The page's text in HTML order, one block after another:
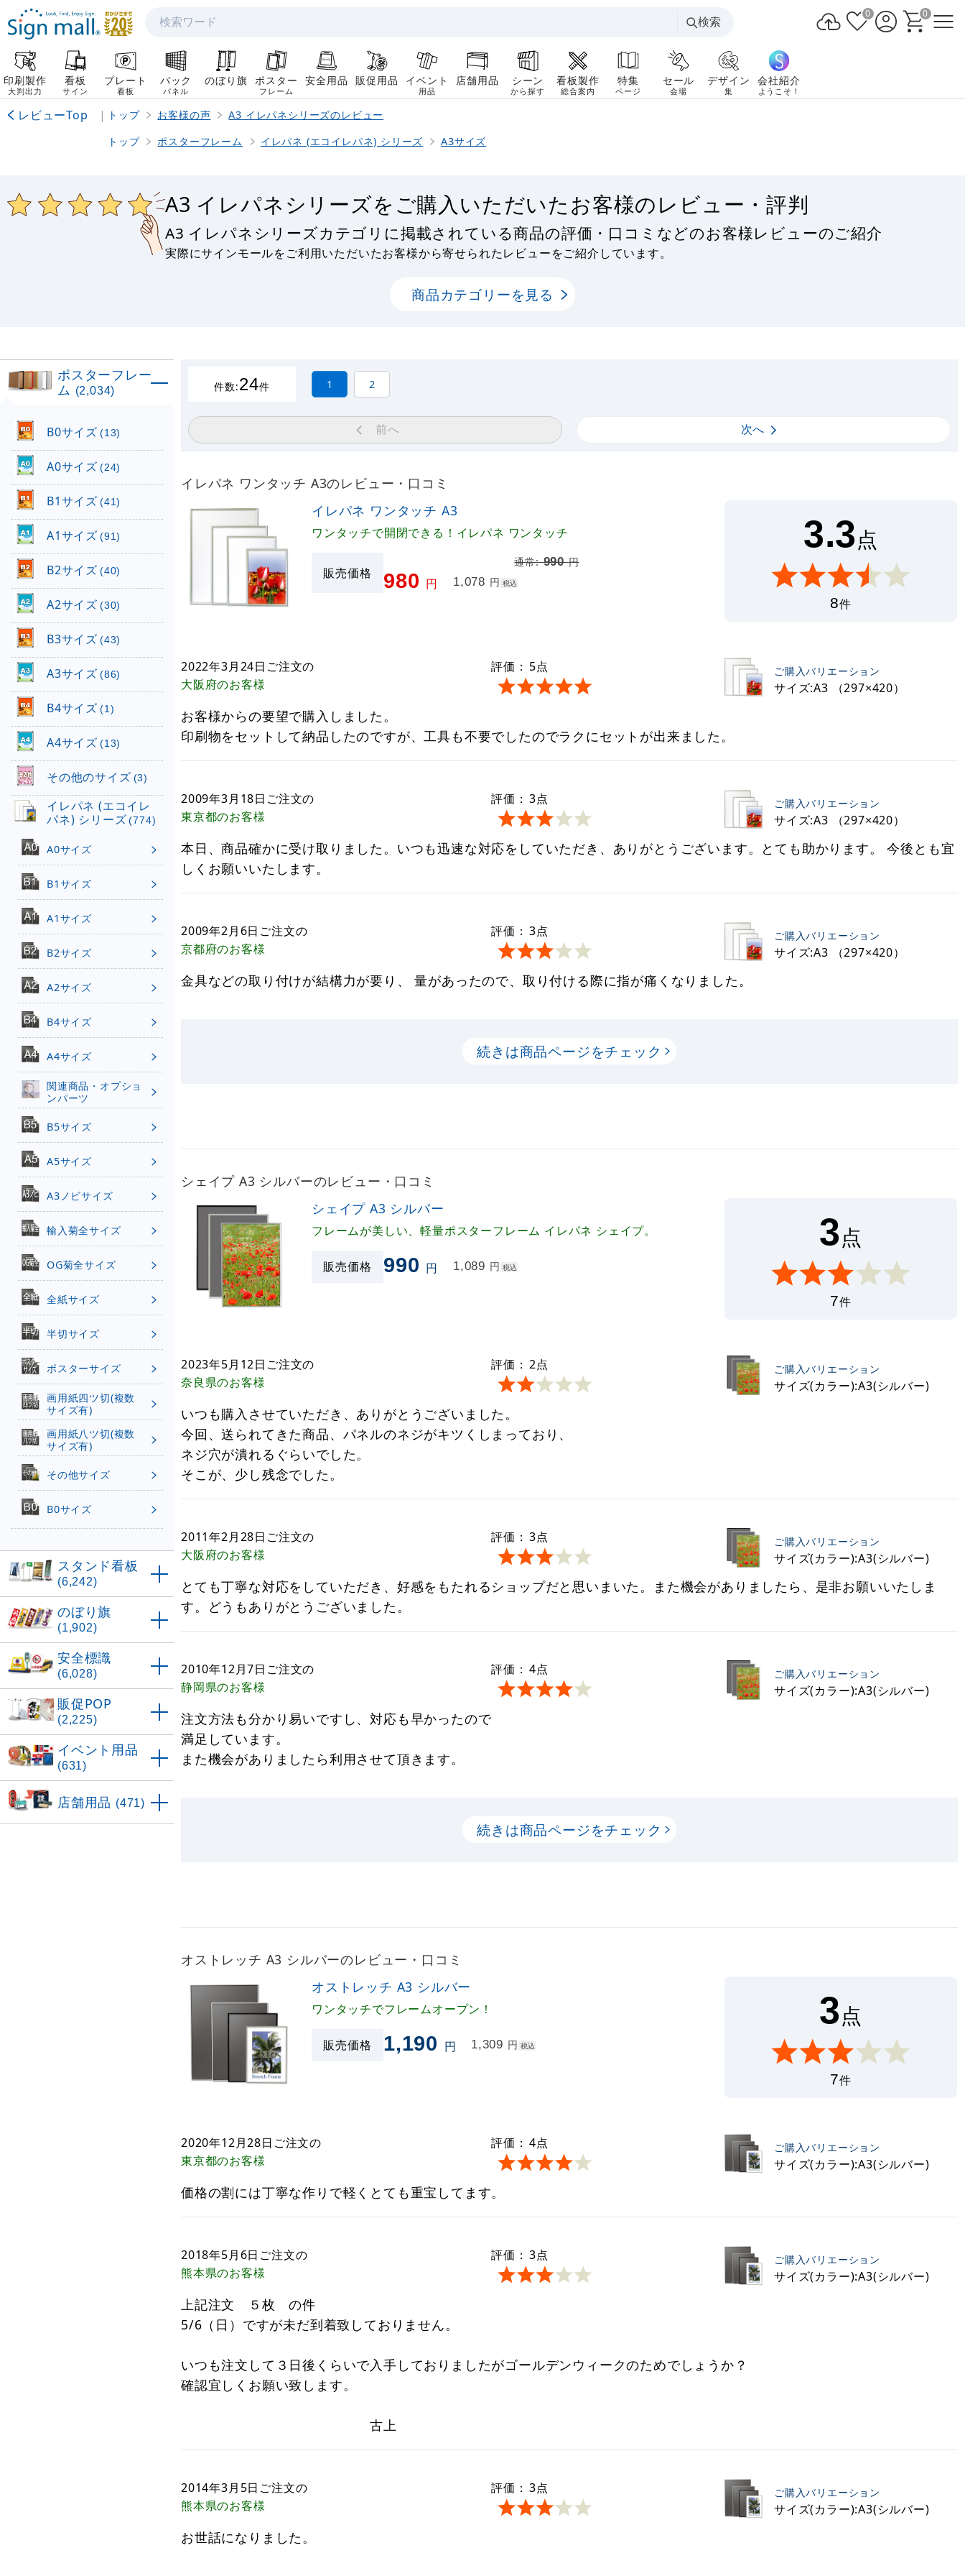
検索
検索
0 0
印刷製作
大判出力
看板
サイン
プレート
看板
バック
パネル
のぼり旗 ポスター
フレーム
安全用品 販促用品 イベント
用品
店舗用品 シーン
から探す
看板製作
総合案内
特集
ページ
セール
会場
デザイン
集
会社紹介
ようこそ！
レビューTop | トップ お客様の声
A3 イレパネシリーズのレビュー
トップ
ポスターフレーム イレパネ (エコイレパネ) シリーズ A3サイズ
A3 イレパネシリーズをご購入いただいたお客様のレビュー・評判
A3 イレパネシリーズカテゴリに掲載されている商品の評価・口コミなどのお客様レビューのご紹介
実際にサインモールをご利用いただいたお客様から寄せられたレビューをご紹介しています。
商品カテゴリーを見る
件数:24件 1 2
前へ 次へ
イレパネ ワンタッチ A3のレビュー・口コミ
イレパネ ワンタッチ A3
ワンタッチで開閉できる！イレパネ ワンタッチ
販売価格
通常:990円
980 円 1,078 円 税込
3.3点
8件
2022年3月24日 ご注文の
大阪府のお客様
評価： 5点 ご購入バリエーション
サイズ:A3 （297×420）
お客様からの要望で購入しました。
印刷物をセットして納品したのですが、工具も不要でしたのでラクにセットが出来ました。
2009年3月18日 ご注文の
東京都のお客様
評価： 3点 ご購入バリエーション
サイズ:A3 （297×420）
本日、商品確かに受け取りました。いつも迅速な対応をしていただき、ありがとうございます。とても助かります。 今後とも宜
しくお願いいたします。
2009年2月6日 ご注文の
京都府のお客様
評価： 3点 ご購入バリエーション
サイズ:A3 （297×420）
金具などの取り付けが結構力が要り、 量があったので、取り付ける際に指が痛くなりました。
続きは商品ページをチェック
シェイプ A3 シルバーのレビュー・口コミ
シェイプ A3 シルバー
フレームが美しい、軽量ポスターフレーム イレパネ シェイプ。
販売価格 990 円 1,089 円 税込
3点
7件
2023年5月12日 ご注文の
奈良県のお客様
評価： 2点 ご購入バリエーション
サイズ(カラー):A3(シルバー)
いつも購入させていただき、ありがとうございました。
今回、送られてきた商品、パネルのネジがキツくしまっており、
ネジ穴が潰れるぐらいでした。
そこが、少し残念でした。
2011年2月28日 ご注文の
大阪府のお客様
評価： 3点 ご購入バリエーション
サイズ(カラー):A3(シルバー)
とても丁寧な対応をしていただき、好感をもたれるショップだと思いまいた。また機会がありましたら、是非お願いいたしま
す。どうもありがとうございました。
2010年12月7日 ご注文の
静岡県のお客様
評価： 4点 ご購入バリエーション
サイズ(カラー):A3(シルバー)
注文方法も分かり易いですし、対応も早かったので
満足しています。
また機会がありましたら利用させて頂きます。
続きは商品ページをチェック
オストレッチ A3 シルバーのレビュー・口コミ
オストレッチ A3 シルバー
ワンタッチでフレームオープン！
販売価格 1,190 円 1,309 円 税込
3点
7件
2020年12月28日 ご注文の
東京都のお客様
評価： 4点 ご購入バリエーション
サイズ(カラー):A3(シルバー)
価格の割には丁寧な作りで軽くとても重宝してます。
2018年5月6日 ご注文の
熊本県のお客様
評価： 3点 ご購入バリエーション
サイズ(カラー):A3(シルバー)
上記注文 ５枚 の件
5/6（日）ですが未だ到着致しておりません。
いつも注文して３日後くらいで入手しておりましたがゴールデンウィークのためでしょうか？
確認宜しくお願い致します。
古上
2014年3月5日 ご注文の
熊本県のお客様
評価： 3点 ご購入バリエーション
サイズ(カラー):A3(シルバー)
お世話になりました。
ポスターフレー
ム (2,034)
B0サイズ (13)
A0サイズ (24)
B1サイズ (41)
A1サイズ (91)
B2サイズ (40)
A2サイズ (30)
B3サイズ (43)
A3サイズ (86)
B4サイズ (1)
A4サイズ (13)
その他のサイズ (3)
イレパネ (エコイレ
パネ) シリーズ (774)
A0サイズ
B1サイズ
A1サイズ
B2サイズ
A2サイズ
B4サイズ
A4サイズ
関連商品・オプショ
ンパーツ
B5サイズ
A5サイズ
A3ノビサイズ
輸入菊全サイズ
OG菊全サイズ
全紙サイズ
半切サイズ
ポスターサイズ
画用紙四ツ切(複数
サイズ有)
画用紙八ツ切(複数
サイズ有)
その他サイズ
B0サイズ
スタンド看板
(6,242)
のぼり旗
(1,902)
安全標識
(6,028)
販促POP
(2,225)
イベント用品
(631)
店舗用品 (471)